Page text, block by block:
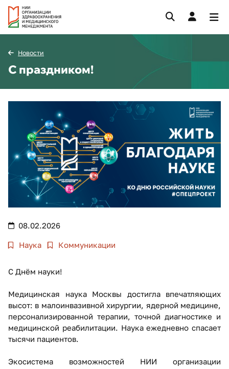
Новости
С праздником!
08.02.2026
Наука Коммуникации
С Днём науки!
Медицинская наука Москвы достигла впечатляющих
высот: в малоинвазивной хирургии, ядерной медицине,
персонализированной терапии, точной диагностике и
медицинской реабилитации. Наука ежедневно спасает
тысячи пациентов.
Экосистема возможностей НИИ организации